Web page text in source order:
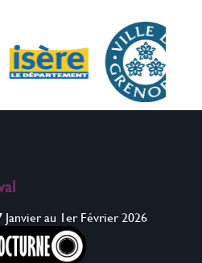
au 1er Février 2026